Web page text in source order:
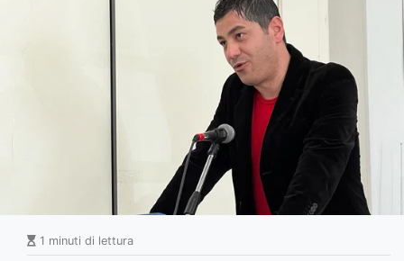
1 minuti di lettura